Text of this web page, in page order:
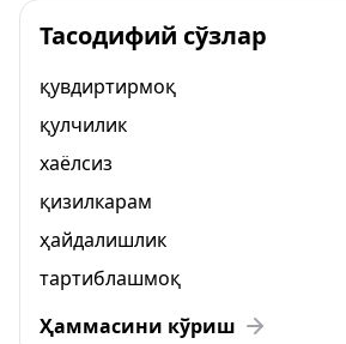
Тасодифий сўзлар
қувдиртирмоқ
қулчилик
хаёлсиз
қизилкарам
ҳайдалишлик
тартиблашмоқ
Ҳаммасини кўриш